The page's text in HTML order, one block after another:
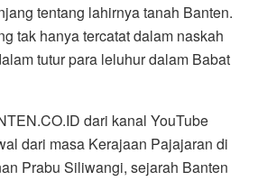
tentang lahirnya tanah Banten.
tak hanya tercatat dalam naskah
tutur para leluhur dalam Babat
dari kanal YouTube
dari masa Kerajaan Pajajaran di
Prabu Siliwangi, sejarah Banten